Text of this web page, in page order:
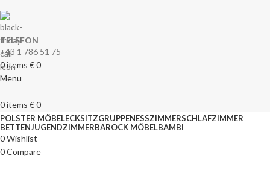
TELEFON
+43 1 786 51 75
0items €0
Menu
0items €0
POLSTER MÖBELECKSITZGRUPPENESSZIMMERSCHLAFZIMMER
BETTENJUGENDZIMMERBAROCK MÖBELBAMBI
0Wishlist
0Compare